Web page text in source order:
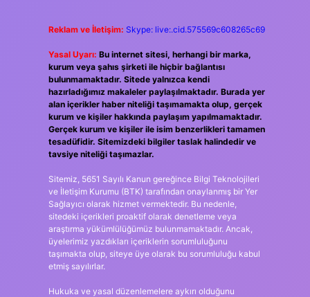
Reklam ve İletişim: Skype: live:.cid.575569c608265c69
Yasal Uyarı: Bu internet sitesi, herhangi bir marka,
kurum veya şahıs şirketi ile hiçbir bağlantısı
bulunmamaktadır. Sitede yalnızca kendi
hazırladığımız makaleler paylaşılmaktadır. Burada yer
alan içerikler haber niteliği taşımamakta olup, gerçek
kurum ve kişiler hakkında paylaşım yapılmamaktadır.
Gerçek kurum ve kişiler ile isim benzerlikleri tamamen
tesadüfidir. Sitemizdeki bilgiler taslak halindedir ve
tavsiye niteliği taşımazlar.
Sitemiz, 5651 Sayılı Kanun gereğince Bilgi Teknolojileri
ve İletişim Kurumu (BTK) tarafından onaylanmış bir Yer
Sağlayıcı olarak hizmet vermektedir. Bu nedenle,
sitedeki içerikleri proaktif olarak denetleme veya
araştırma yükümlülüğümüz bulunmamaktadır. Ancak,
üyelerimiz yazdıkları içeriklerin sorumluluğunu
taşımakta olup, siteye üye olarak bu sorumluluğu kabul
etmiş sayılırlar.
Hukuka ve yasal düzenlemelere aykırı olduğunu